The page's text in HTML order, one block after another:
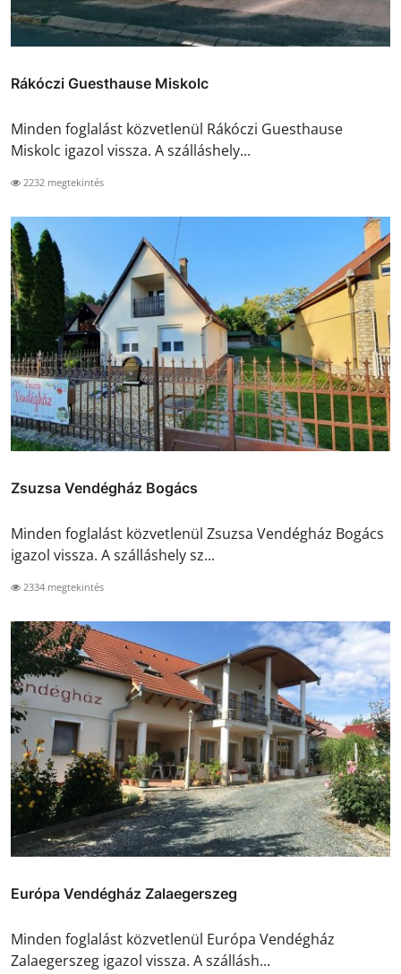
Rákóczi Guesthause Miskolc
Minden foglalást közvetlenül Rákóczi Guesthause
Miskolc igazol vissza. A szálláshely...
2232 megtekintés
Zsuzsa Vendégház Bogács
Minden foglalást közvetlenül Zsuzsa Vendégház Bogács
igazol vissza. A szálláshely sz...
2334 megtekintés
Európa Vendégház Zalaegerszeg
Minden foglalást közvetlenül Európa Vendégház
Zalaegerszeg igazol vissza. A szállásh...